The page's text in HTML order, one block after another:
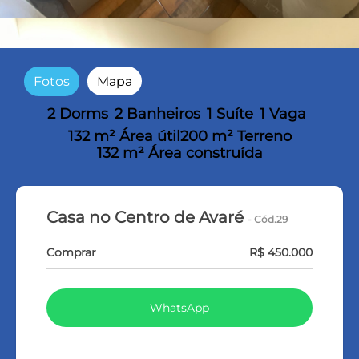
Fotos Mapa
2 Dorms 2 Banheiros 1 Suíte 1 Vaga
132 m² Área útil 200 m² Terreno
132 m² Área construída
Casa no Centro de Avaré- Cód.29
Comprar R$ 450.000
WhatsApp